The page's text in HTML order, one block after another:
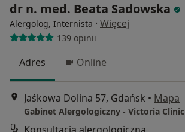
dr n. med. Beata Sadowska
Alergolog, Internista · Więcej
139 opinii
Adres Online
Jaśkowa Dolina 57, Gdańsk • Mapa
Gabinet Alergologiczny - Victoria Clinic